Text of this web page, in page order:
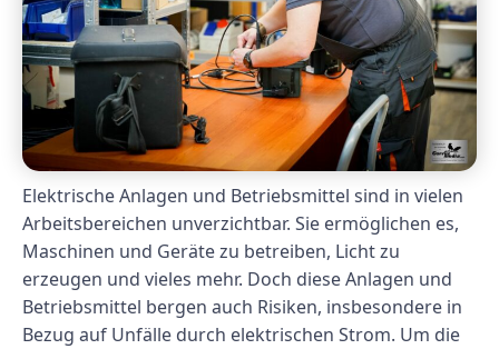
Elektrische Anlagen und Betriebsmittel sind in vielen
Arbeitsbereichen unverzichtbar. Sie ermöglichen es,
Maschinen und Geräte zu betreiben, Licht zu
erzeugen und vieles mehr. Doch diese Anlagen und
Betriebsmittel bergen auch Risiken, insbesondere in
Bezug auf Unfälle durch elektrischen Strom. Um die